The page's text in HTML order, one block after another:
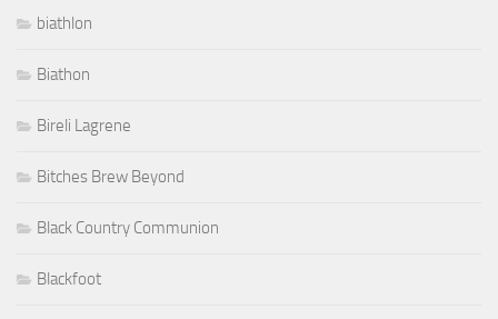
biathlon
Biathon
Bireli Lagrene
Bitches Brew Beyond
Black Country Communion
Blackfoot